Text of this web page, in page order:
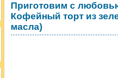
Приготовим с
Кофейный торт из
масла)